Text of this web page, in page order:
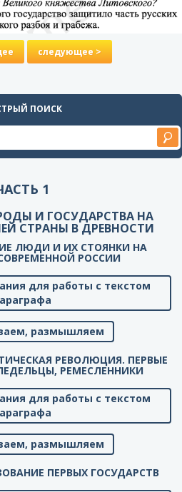
следующее >
ПОИСК
1
И ГОСУДАРСТВА НА
СТРАНЫ В ДРЕВНОСТИ
ЛЮДИ И ИХ СТОЯНКИ НА
РОССИИ
для работы с текстом
размышляем
РЕВОЛЮЦИЯ. ПЕРВЫЕ
РЕМЕСЛЕННИКИ
для работы с текстом
размышляем
ПЕРВЫХ ГОСУДАРСТВ